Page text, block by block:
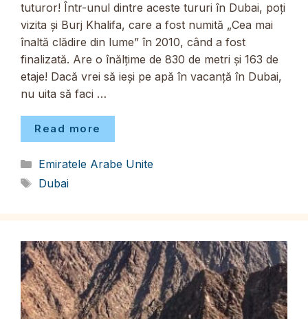
tuturor! Într-unul dintre aceste tururi în Dubai, poți
vizita și Burj Khalifa, care a fost numită „Cea mai
înaltă clădire din lume” în 2010, când a fost
finalizată. Are o înălțime de 830 de metri și 163 de
etaje! Dacă vrei să ieși pe apă în vacanță în Dubai,
nu uita să faci …
Read more
Categorii
Emiratele Arabe Unite
Etichete
Dubai